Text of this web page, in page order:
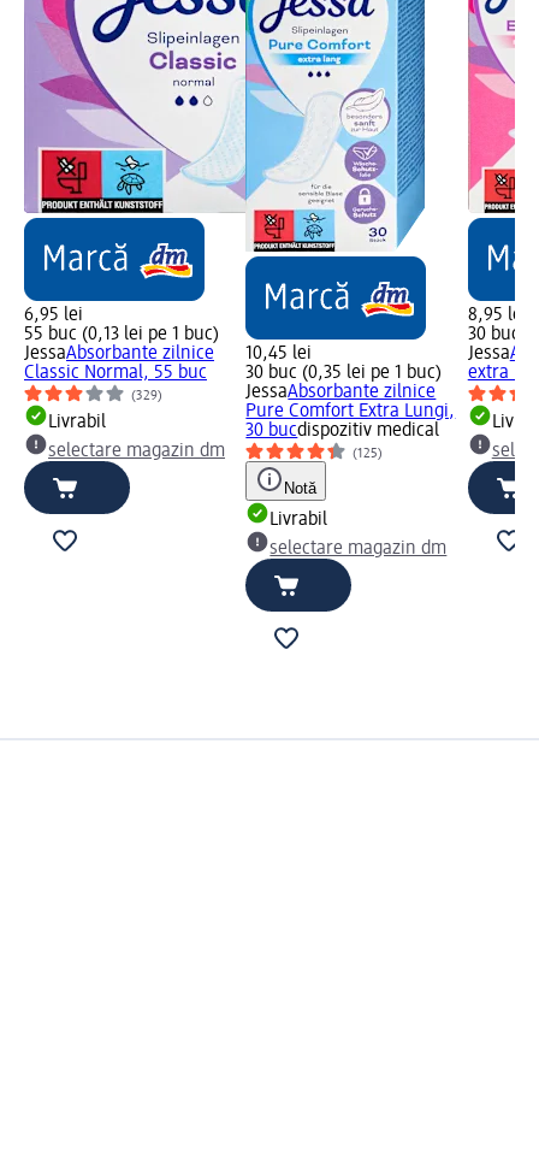
6,95 lei
55 buc (0,13 lei pe 1 buc)
JessaAbsorbante zilnice
Classic Normal, 55 buc
(329)
Livrabil
selectare magazin dm
10,45 lei
30 buc (0,35 lei pe 1 buc)
JessaAbsorbante zilnice
Pure Comfort Extra Lungi,
30 bucdispozitiv medical
(125)
Notă
Livrabil
selectare magazin dm
8,95 lei
30 buc
Jessa
extra